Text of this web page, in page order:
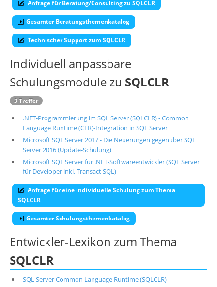
Anfrage für Beratung/Consulting zu SQLCLR
Gesamter Beratungsthemenkatalog
Technischer Support zum SQLCLR
Individuell anpassbare
Schulungsmodule zu SQLCLR
3 Treffer
.NET-Programmierung im SQL Server (SQLCLR) - Common
Language Runtime (CLR)-Integration in SQL Server
Microsoft SQL Server 2017 - Die Neuerungen gegenüber SQL
Server 2016 (Update-Schulung)
Microsoft SQL Server für .NET-Softwareentwickler (SQL Server
für Developer inkl. Transact SQL)
Anfrage für eine individuelle Schulung zum Thema
SQLCLR
Gesamter Schulungsthemenkatalog
Entwickler-Lexikon zum Thema
SQLCLR
SQL Server Common Language Runtime (SQLCLR)